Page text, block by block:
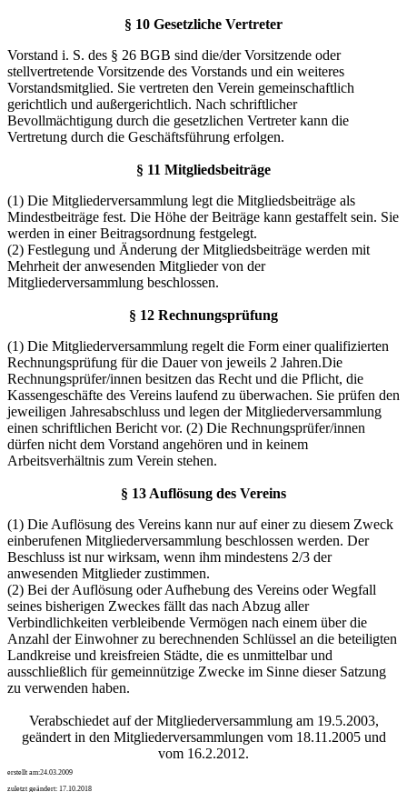
§ 10 Gesetzliche Vertreter
Vorstand i. S. des § 26 BGB sind die/der Vorsitzende oder
stellvertretende Vorsitzende des Vorstands und ein weiteres
Vorstandsmitglied. Sie vertreten den Verein gemeinschaftlich
gerichtlich und außergerichtlich. Nach schriftlicher
Bevollmächtigung durch die gesetzlichen Vertreter kann die
Vertretung durch die Geschäftsführung erfolgen.
§ 11 Mitgliedsbeiträge
(1) Die Mitgliederversammlung legt die Mitgliedsbeiträge als
Mindestbeiträge fest. Die Höhe der Beiträge kann gestaffelt sein. Sie
werden in einer Beitragsordnung festgelegt.
(2) Festlegung und Änderung der Mitgliedsbeiträge werden mit
Mehrheit der anwesenden Mitglieder von der
Mitgliederversammlung beschlossen.
§ 12 Rechnungsprüfung
(1) Die Mitgliederversammlung regelt die Form einer qualifizierten
Rechnungsprüfung für die Dauer von jeweils 2 Jahren.Die
Rechnungsprüfer/innen besitzen das Recht und die Pflicht, die
Kassengeschäfte des Vereins laufend zu überwachen. Sie prüfen den
jeweiligen Jahresabschluss und legen der Mitgliederversammlung
einen schriftlichen Bericht vor. (2) Die Rechnungsprüfer/innen
dürfen nicht dem Vorstand angehören und in keinem
Arbeitsverhältnis zum Verein stehen.
§ 13 Auflösung des Vereins
(1) Die Auflösung des Vereins kann nur auf einer zu diesem Zweck
einberufenen Mitgliederversammlung beschlossen werden. Der
Beschluss ist nur wirksam, wenn ihm mindestens 2/3 der
anwesenden Mitglieder zustimmen.
(2) Bei der Auflösung oder Aufhebung des Vereins oder Wegfall
seines bisherigen Zweckes fällt das nach Abzug aller
Verbindlichkeiten verbleibende Vermögen nach einem über die
Anzahl der Einwohner zu berechnenden Schlüssel an die beteiligten
Landkreise und kreisfreien Städte, die es unmittelbar und
ausschließlich für gemeinnützige Zwecke im Sinne dieser Satzung
zu verwenden haben.
Verabschiedet auf der Mitgliederversammlung am 19.5.2003,
geändert in den Mitgliederversammlungen vom 18.11.2005 und
vom 16.2.2012.
erstellt am:24.03.2009
zuletzt geändert: 17.10.2018